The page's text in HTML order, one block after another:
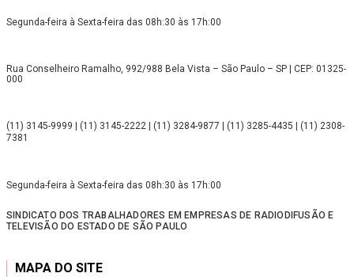
Segunda-feira à Sexta-feira das 08h:30 às 17h:00
Rua Conselheiro Ramalho, 992/988 Bela Vista – São Paulo – SP | CEP: 01325-
000
(11) 3145-9999 | (11) 3145-2222 | (11) 3284-9877 | (11) 3285-4435 | (11) 2308-
7381
Segunda-feira à Sexta-feira das 08h:30 às 17h:00
SINDICATO DOS TRABALHADORES EM EMPRESAS DE RADIODIFUSÃO E
TELEVISÃO DO ESTADO DE SÃO PAULO
MAPA DO SITE